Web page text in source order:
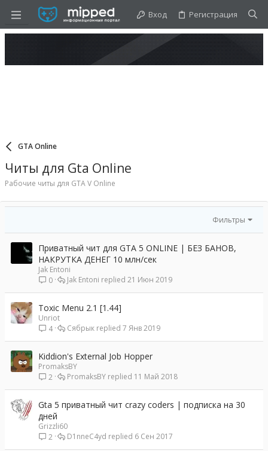
Вход Регистрация
GTA Online
Читы для Gta Online
Рабочие читы для GTA V Online
Фильтры
Приватный чит для GTA 5 ONLINE | БЕЗ БАНОВ,
НАКРУТКА ДЕНЕГ 10 млн/сек
Jak Entoni
0
21 Июн 2019
Jak Entoni
Toxic Menu 2.1 [1.44]
Unriot
4
7 Янв 2019
Сябрык
Kiddion's External Job Hopper
PromaksBY
2
11 Май 2018
PromaksBY
Gta 5 приватный чит crazy coders | подписка на 30
дней
Grizzli60
2
6 Сен 2017
D1nneC4yd